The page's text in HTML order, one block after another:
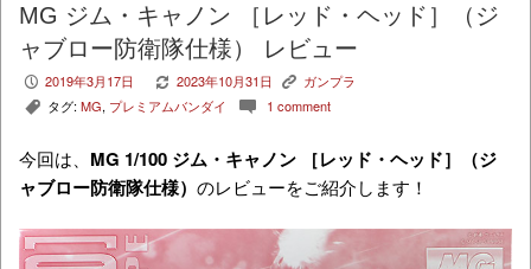
MG ジム・キャノン ［レッド・ヘッド］（ジ
ャブロー防衛隊仕様） レビュー
P 2019年3月17日 V 2023年10月31日 K ガンプラ
, タグ: MG, プレミアムバンダイ c 1 comment
今回は、 MG 1/100 ジム・キャノン ［レッド・ヘッド］（ジ
ャブロー防衛隊仕様） のレビューをご紹介します！